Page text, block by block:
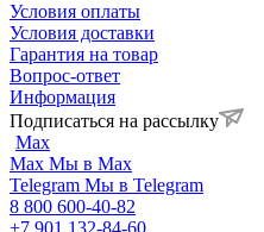
Условия оплаты
Условия доставки
Гарантия на товар
Вопрос-ответ
Информация
Подписаться на рассылку
Max
Max Мы в Max
Telegram Мы в Telegram
8 800 600-40-82